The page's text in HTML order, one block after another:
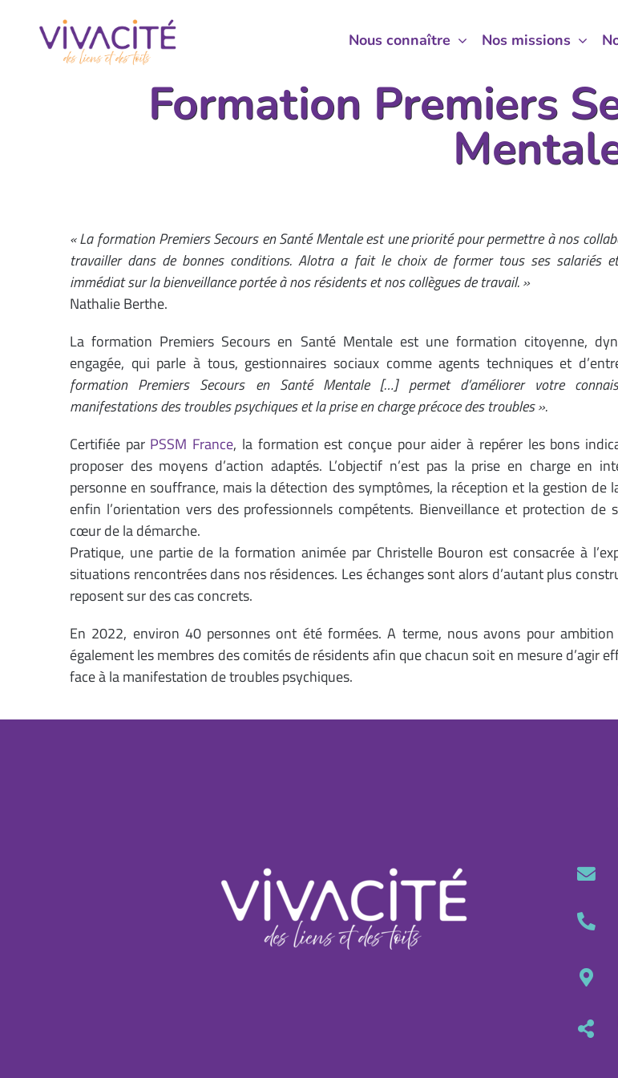
contenu
Nous connaître Nos missions
Nous connaître Nos missions
Formation Premiers
« La formation Premiers Secours en Santé Mentale est une priorité pour permettre à nos
travailler dans de bonnes conditions. Alotra a fait le choix de former tous ses salariés
immédiat sur la bienveillance portée à nos résidents et nos collègues de travail. »
Nathalie Berthe.
La formation Premiers Secours en Santé Mentale est une formation citoyenne,
engagée, qui parle à tous, gestionnaires sociaux comme agents techniques et
formation Premiers Secours en Santé Mentale […] permet d’améliorer votre
manifestations des troubles psychiques et la prise en charge précoce des troubles ».
Certifiée par PSSM France, la formation est conçue pour aider à repérer les bons
proposer des moyens d’action adaptés. L’objectif n’est pas la prise en charge en
personne en souffrance, mais la détection des symptômes, la réception et la gestion de
enfin l’orientation vers des professionnels compétents. Bienveillance et protection de
cœur de la démarche.
Pratique, une partie de la formation animée par Christelle Bouron est consacrée à
situations rencontrées dans nos résidences. Les échanges sont alors d’autant plus
reposent sur des cas concrets.
En 2022, environ 40 personnes ont été formées. A terme, nous avons pour
également les membres des comités de résidents afin que chacun soit en mesure d’agir
face à la manifestation de troubles psychiques.